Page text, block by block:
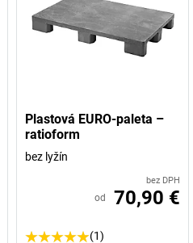
Plastová EURO-paleta –
ratioform
bez lyžín
bez DPH
od 70,90 €
(1)